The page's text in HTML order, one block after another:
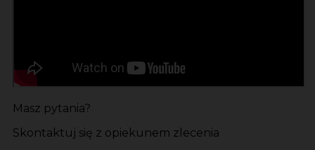
Masz pytania?
Skontaktuj się z opiekunem zlecenia